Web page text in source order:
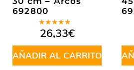
692800
Valorado
en4.33
de 5
26,33€
AÑADIR AL CARRITO